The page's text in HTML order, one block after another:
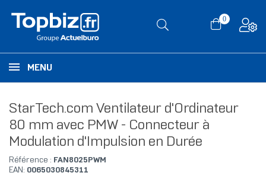
0
MENU
StarTech.com Ventilateur d'Ordinateur
80 mm avec PMW - Connecteur à
Modulation d'Impulsion en Durée
Référence : FAN8025PWM
EAN: 0065030845311